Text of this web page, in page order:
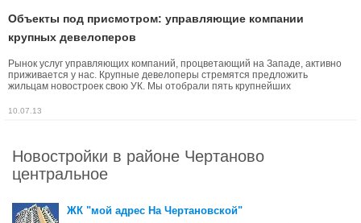
Объекты под присмотром: управляющие компании
крупных девелоперов
Рынок услуг управляющих компаний, процветающий на Западе, активно
приживается у нас. Крупные девелоперы стремятся предложить
жильцам новостроек свою УК. Мы отобрали пять крупнейших
сразу по заселению в новостройку.
10.07.13
Новостройки в районе Чертаново
центральное
ЖК "мой адрес На Чертановской"